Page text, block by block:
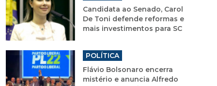
Candidata ao Senado, Carol
De Toni defende reformas e
mais investimentos para SC
POLÍTICA
Flávio Bolsonaro encerra
mistério e anuncia Alfredo